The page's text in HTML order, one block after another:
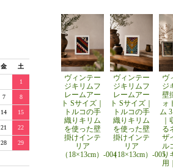
金 土
1
7 8
14 15
21 22
28 29
ヴィンテー
ジキリムフ
レームアー
ト Sサイズ｜
トルコの手
織りキリム
を使った壁
掛けインテ
リア
（18×13cm）-004
ヴィンテー
ジキリムフ
レームアー
ト Sサイズ｜
トルコの手
織りキリム
を使った壁
掛けインテ
リア
（18×13cm）-005
ヴ
ジ
壁
ォ
ム
る
ザ
ル
り
用